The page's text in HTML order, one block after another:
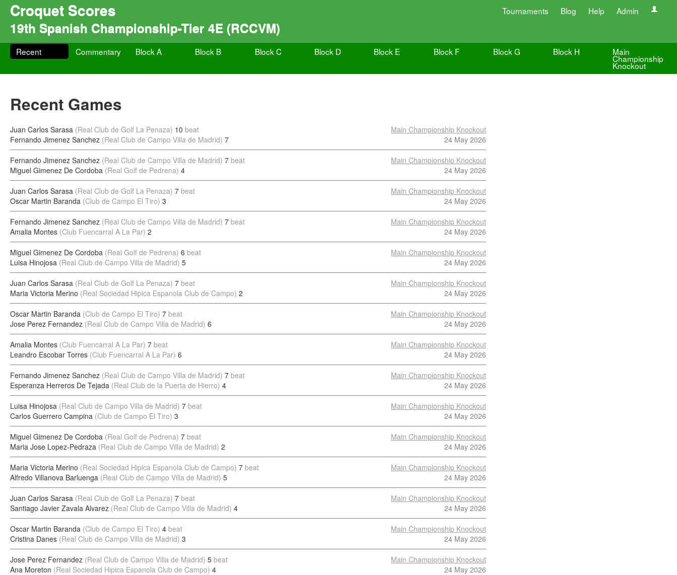
Croquet Scores Tournaments Blog Help Admin
19th Spanish Championship-Tier 4E (RCCVM)
Recent Commentary Block A Block B Block C Block D Block E Block F Block G Block H Main
Championship
Knockout
Recent Games
Juan Carlos Sarasa (Real Club de Golf La Penaza) 10 beat
Fernando Jimenez Sanchez (Real Club de Campo Villa de Madrid) 7
Main Championship Knockout
24 May 2026
Fernando Jimenez Sanchez (Real Club de Campo Villa de Madrid) 7 beat
Miguel Gimenez De Cordoba (Real Golf de Pedrena) 4
Main Championship Knockout
24 May 2026
Juan Carlos Sarasa (Real Club de Golf La Penaza) 7 beat
Oscar Martin Baranda (Club de Campo El Tiro) 3
Main Championship Knockout
24 May 2026
Fernando Jimenez Sanchez (Real Club de Campo Villa de Madrid) 7 beat
Amalia Montes (Club Fuencarral A La Par) 2
Main Championship Knockout
24 May 2026
Miguel Gimenez De Cordoba (Real Golf de Pedrena) 6 beat
Luisa Hinojosa (Real Club de Campo Villa de Madrid) 5
Main Championship Knockout
24 May 2026
Juan Carlos Sarasa (Real Club de Golf La Penaza) 7 beat
Maria Victoria Merino (Real Sociedad Hipica Espanola Club de Campo) 2
Main Championship Knockout
24 May 2026
Oscar Martin Baranda (Club de Campo El Tiro) 7 beat
Jose Perez Fernandez (Real Club de Campo Villa de Madrid) 6
Main Championship Knockout
24 May 2026
Amalia Montes (Club Fuencarral A La Par) 7 beat
Leandro Escobar Torres (Club Fuencarral A La Par) 6
Main Championship Knockout
24 May 2026
Fernando Jimenez Sanchez (Real Club de Campo Villa de Madrid) 7 beat
Esperanza Herreros De Tejada (Real Club de la Puerta de Hierro) 4
Main Championship Knockout
24 May 2026
Luisa Hinojosa (Real Club de Campo Villa de Madrid) 7 beat
Carlos Guerrero Campina (Club de Campo El Tiro) 3
Main Championship Knockout
24 May 2026
Miguel Gimenez De Cordoba (Real Golf de Pedrena) 7 beat
Maria Jose Lopez-Pedraza (Real Club de Campo Villa de Madrid) 2
Main Championship Knockout
24 May 2026
Maria Victoria Merino (Real Sociedad Hipica Espanola Club de Campo) 7 beat
Alfredo Villanova Barluenga (Real Club de Campo Villa de Madrid) 5
Main Championship Knockout
24 May 2026
Juan Carlos Sarasa (Real Club de Golf La Penaza) 7 beat
Santiago Javier Zavala Alvarez (Real Club de Campo Villa de Madrid) 4
Main Championship Knockout
24 May 2026
Oscar Martin Baranda (Club de Campo El Tiro) 4 beat
Cristina Danes (Real Club de Campo Villa de Madrid) 3
Main Championship Knockout
24 May 2026
Jose Perez Fernandez (Real Club de Campo Villa de Madrid) 5 beat
Ana Moreton (Real Sociedad Hipica Espanola Club de Campo) 4
Main Championship Knockout
24 May 2026